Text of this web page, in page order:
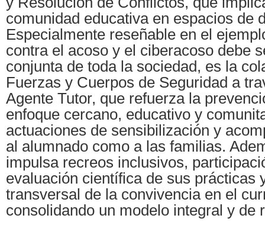
comunidad educativa en espacios de
Especialmente reseñable en el
contra el acoso y el ciberacoso debe
conjunta de toda la sociedad, es la
Fuerzas y Cuerpos de Seguridad a
Agente Tutor, que refuerza la
enfoque cercano, educativo y
actuaciones de sensibilización y
al alumnado como a las familias.
impulsa recreos inclusivos,
evaluación científica de sus prácticas
transversal de la convivencia en el
consolidando un modelo integral y de